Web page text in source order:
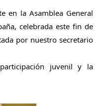
en la Asamblea General
celebrada este fin de
por nuestro secretario
juvenil y la